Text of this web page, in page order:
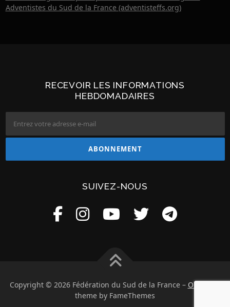
Adventistes du Sud de la France (adventisteffs.org)
RECEVOIR LES INFORMATIONS
HEBDOMADAIRES
SUIVEZ-NOUS
Copyright © 2026 Fédération du Sud de la France– OnePress
theme by FameThemes